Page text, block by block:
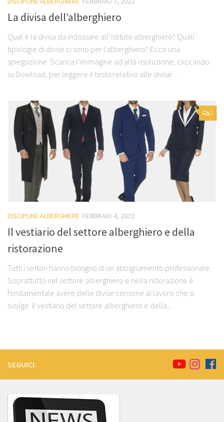
La divisa dell’alberghiero
Qual è la divisa da indossare all’istituto alberghiero? Quali
tipologie di divise ci sono per l’alberghiero? Ecco una
spiegazione. Scarica l’immagine ad alta risoluzione, cliccando
su Dowload, per leggere il testo relativo alle divise...
0
DISCIPLINE ALBERGHIERE FEBBRAIO 4, 2022
Il vestiario del settore alberghiero e della
ristorazione
Tutti i settori hanno bisogno di un abbigliamento professionale.
Soprattutto nel settore alberghiero e nella ristorazione è
fondamentale avere delle divise consone al lavoro che si
svolge. Il vestiario del settore alberghiero e della...
SEGUICI: